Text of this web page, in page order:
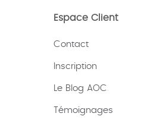
Espace Client
Contact
Inscription
Le Blog AOC
Témoignages